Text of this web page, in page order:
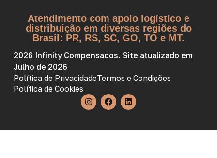
Atendimento com apoio logístico e
distribuição em diversas regiões do
Brasil: PR, RS, SC, GO, TO e MT.
2026 Infinity Compensados. Site atualizado em
Julho de 2026
Política de PrivacidadeTermos e Condições
Política de Cookies